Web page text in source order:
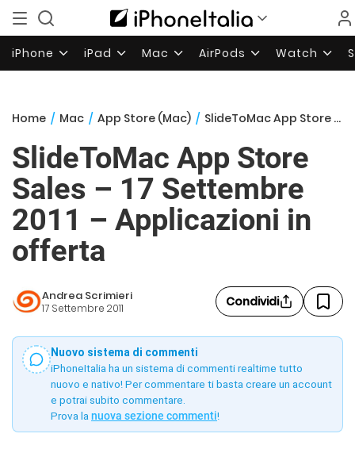
iPhone iPad Mac AirPods Watch
Home / Mac / App Store (Mac) / SlideToMac App Store Sales – 17 Settembre 2011 – Applicazioni in offerta
SlideToMac App Store
Sales – 17 Settembre
2011 – Applicazioni in
offerta
Andrea Scrimieri
17 Settembre 2011 Condividi
Nuovo sistema di commenti
iPhoneItalia ha un sistema di commenti realtime tutto
nuovo e nativo! Per commentare ti basta creare un account
e potrai subito commentare.
Prova la nuova sezione commenti!